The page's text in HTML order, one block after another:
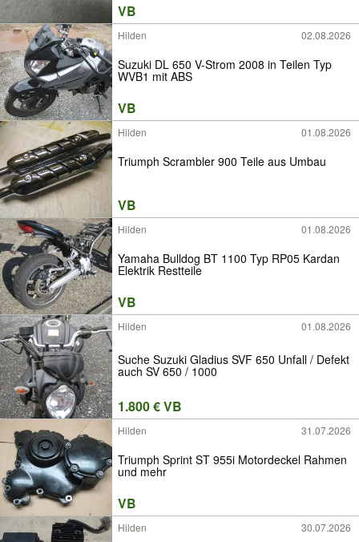
VB
Hilden 02.08.2026
Suzuki DL 650 V-Strom 2008 in Teilen Typ
WVB1 mit ABS
VB
Hilden 01.08.2026
Triumph Scrambler 900 Teile aus Umbau
VB
Hilden 01.08.2026
Yamaha Bulldog BT 1100 Typ RP05 Kardan
Elektrik Restteile
VB
Hilden 01.08.2026
Suche Suzuki Gladius SVF 650 Unfall / Defekt
auch SV 650 / 1000
1.800 € VB
Hilden 31.07.2026
Triumph Sprint ST 955i Motordeckel Rahmen
und mehr
VB
Hilden 30.07.2026